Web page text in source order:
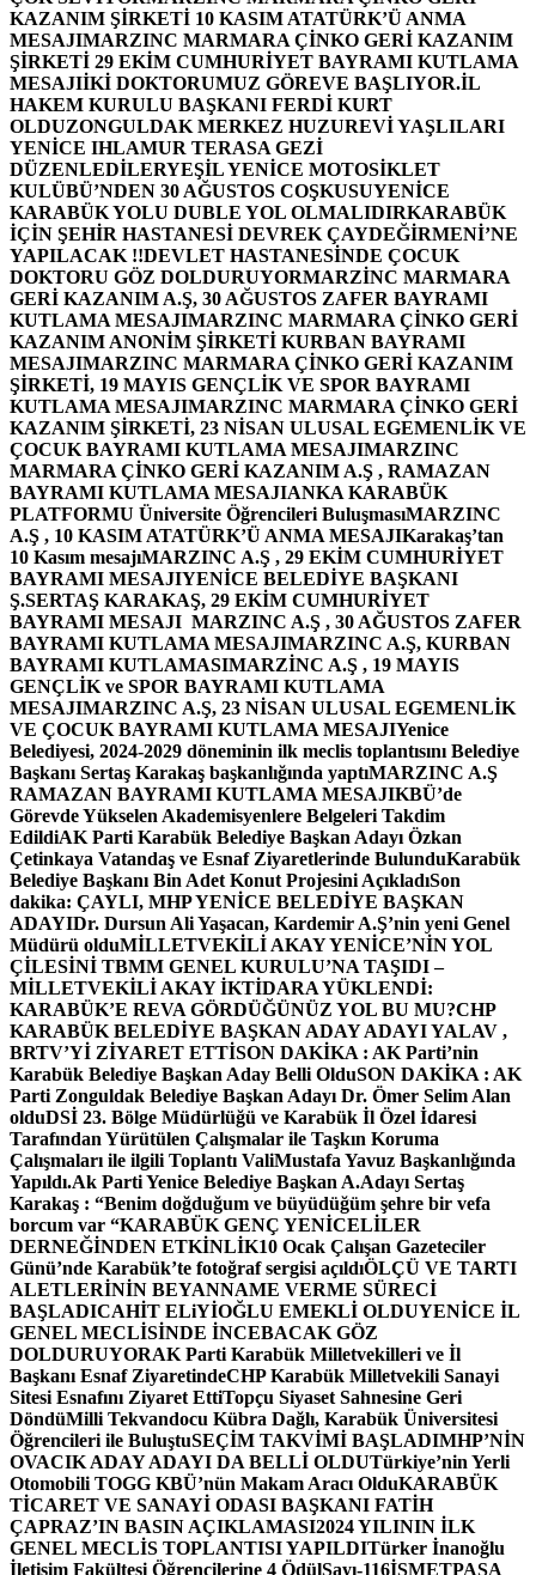
KAZANIM ŞİRKETİ 10 KASIM ATATÜRK’Ü ANMA
MESAJIMARZINC MARMARA ÇİNKO GERİ KAZANIM
ŞİRKETİ 29 EKİM CUMHURİYET BAYRAMI KUTLAMA
MESAJIİKİ DOKTORUMUZ GÖREVE BAŞLIYOR.İL
HAKEM KURULU BAŞKANI FERDİ KURT
OLDUZONGULDAK MERKEZ HUZUREVİ YAŞLILARI
YENİCE IHLAMUR TERASA GEZİ
DÜZENLEDİLERYEŞİL YENİCE MOTOSİKLET
KULÜBÜ’NDEN 30 AĞUSTOS COŞKUSUYENİCE
KARABÜK YOLU DUBLE YOL OLMALIDIRKARABÜK
İÇİN ŞEHİR HASTANESİ DEVREK ÇAYDEĞİRMENİ’NE
YAPILACAK !!DEVLET HASTANESİNDE ÇOCUK
DOKTORU GÖZ DOLDURUYORMARZİNC MARMARA
GERİ KAZANIM A.Ş, 30 AĞUSTOS ZAFER BAYRAMI
KUTLAMA MESAJIMARZINC MARMARA ÇİNKO GERİ
KAZANIM ANONİM ŞİRKETİ KURBAN BAYRAMI
MESAJIMARZINC MARMARA ÇİNKO GERİ KAZANIM
ŞİRKETİ, 19 MAYIS GENÇLİK VE SPOR BAYRAMI
KUTLAMA MESAJIMARZINC MARMARA ÇİNKO GERİ
KAZANIM ŞİRKETİ, 23 NİSAN ULUSAL EGEMENLİK VE
ÇOCUK BAYRAMI KUTLAMA MESAJIMARZINC
MARMARA ÇİNKO GERİ KAZANIM A.Ş , RAMAZAN
BAYRAMI KUTLAMA MESAJIANKA KARABÜK
PLATFORMU Üniversite Öğrencileri BuluşmasıMARZINC
A.Ş , 10 KASIM ATATÜRK’Ü ANMA MESAJIKarakaş’tan
10 Kasım mesajıMARZINC A.Ş , 29 EKİM CUMHURİYET
BAYRAMI MESAJIYENİCE BELEDİYE BAŞKANI
Ş.SERTAŞ KARAKAŞ, 29 EKİM CUMHURİYET
BAYRAMI MESAJI MARZINC A.Ş , 30 AĞUSTOS ZAFER
BAYRAMI KUTLAMA MESAJIMARZINC A.Ş, KURBAN
BAYRAMI KUTLAMASIMARZİNC A.Ş , 19 MAYIS
GENÇLİK ve SPOR BAYRAMI KUTLAMA
MESAJIMARZINC A.Ş, 23 NİSAN ULUSAL EGEMENLİK
VE ÇOCUK BAYRAMI KUTLAMA MESAJIYenice
Belediyesi, 2024-2029 döneminin ilk meclis toplantısını Belediye
Başkanı Sertaş Karakaş başkanlığında yaptıMARZINC A.Ş
RAMAZAN BAYRAMI KUTLAMA MESAJIKBÜ’de
Görevde Yükselen Akademisyenlere Belgeleri Takdim
EdildiAK Parti Karabük Belediye Başkan Adayı Özkan
Çetinkaya Vatandaş ve Esnaf Ziyaretlerinde BulunduKarabük
Belediye Başkanı Bin Adet Konut Projesini AçıkladıSon
dakika: ÇAYLI, MHP YENİCE BELEDİYE BAŞKAN
ADAYIDr. Dursun Ali Yaşacan, Kardemir A.Ş’nin yeni Genel
Müdürü olduMİLLETVEKİLİ AKAY YENİCE’NİN YOL
ÇİLESİNİ TBMM GENEL KURULU’NA TAŞIDI –
MİLLETVEKİLİ AKAY İKTİDARA YÜKLENDİ:
KARABÜK’E REVA GÖRDÜĞÜNÜZ YOL BU MU?CHP
KARABÜK BELEDİYE BAŞKAN ADAY ADAYI YALAV ,
BRTV’Yİ ZİYARET ETTİSON DAKİKA : AK Parti’nin
Karabük Belediye Başkan Aday Belli OlduSON DAKİKA : AK
Parti Zonguldak Belediye Başkan Adayı Dr. Ömer Selim Alan
olduDSİ 23. Bölge Müdürlüğü ve Karabük İl Özel İdaresi
Tarafından Yürütülen Çalışmalar ile Taşkın Koruma
Çalışmaları ile ilgili Toplantı ValiMustafa Yavuz Başkanlığında
Yapıldı.Ak Parti Yenice Belediye Başkan A.Adayı Sertaş
Karakaş : “Benim doğduğum ve büyüdüğüm şehre bir vefa
borcum var “KARABÜK GENÇ YENİCELİLER
DERNEĞİNDEN ETKİNLİK10 Ocak Çalışan Gazeteciler
Günü’nde Karabük’te fotoğraf sergisi açıldıÖLÇÜ VE TARTI
ALETLERİNİN BEYANNAME VERME SÜRECİ
BAŞLADICAHİT ELiYİOĞLU EMEKLİ OLDUYENİCE İL
GENEL MECLİSİNDE İNCEBACAK GÖZ
DOLDURUYORAK Parti Karabük Milletvekilleri ve İl
Başkanı Esnaf ZiyaretindeCHP Karabük Milletvekili Sanayi
Sitesi Esnafını Ziyaret EttiTopçu Siyaset Sahnesine Geri
DöndüMilli Tekvandocu Kübra Dağlı, Karabük Üniversitesi
Öğrencileri ile BuluştuSEÇİM TAKVİMİ BAŞLADIMHP’NİN
OVACIK ADAY ADAYI DA BELLİ OLDUTürkiye’nin Yerli
Otomobili TOGG KBÜ’nün Makam Aracı OlduKARABÜK
TİCARET VE SANAYİ ODASI BAŞKANI FATİH
ÇAPRAZ’IN BASIN AÇIKLAMASI2024 YILININ İLK
GENEL MECLİS TOPLANTISI YAPILDITürker İnanoğlu
İletişim Fakültesi Öğrencilerine 4 ÖdülSayı-116İSMETPAŞA